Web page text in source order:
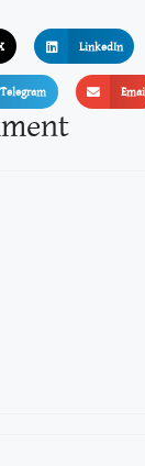
LinkedIn
Telegram